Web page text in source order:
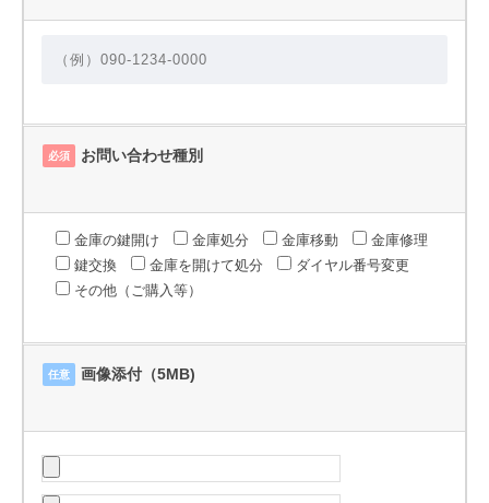
必須 お問い合わせ種別
金庫の鍵開け 金庫処分 金庫移動
金庫修理
鍵交換
金庫を開けて処分
ダイヤル番号変更
その他（ご購入等）
任意 画像添付（5MB)